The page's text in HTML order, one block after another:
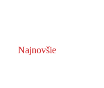
Najnovšie